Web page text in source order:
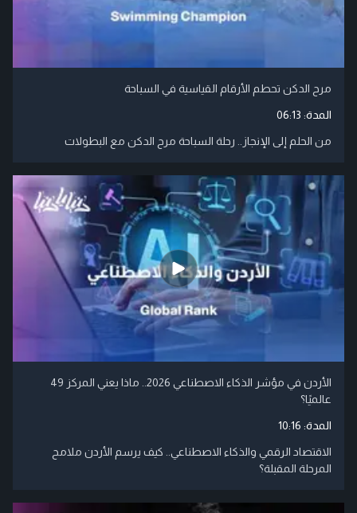
مرح الدكن تحطم الأرقام القياسية في السباحة
المدة: 06:13
من الحلم إلى الإنجاز.. رحلة السباحة مرح الدكن مع البطولات
الأردن في مؤشر الذكاء الاصطناعي 2026.. ماذا يعني المركز 49
عالميًا؟
المدة: 10:16
الاقتصاد الرقمي والذكاء الاصطناعي.. كيف يرسم الأردن ملامح
المرحلة المقبلة؟